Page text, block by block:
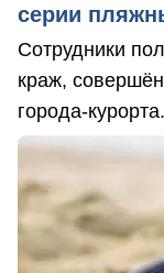
серии
Сотрудники
краж,
города-курорта.